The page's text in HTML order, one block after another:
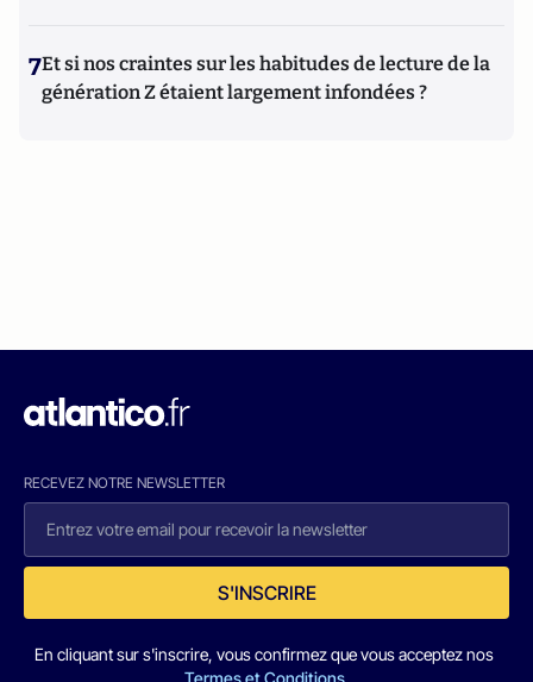
7Et si nos craintes sur les habitudes de lecture de la
génération Z étaient largement infondées ?
RECEVEZ NOTRE NEWSLETTER
S'INSCRIRE
En cliquant sur s'inscrire, vous confirmez que vous acceptez nos
Termes et Conditions